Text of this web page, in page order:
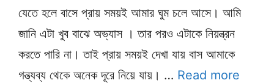
যেতে হলে বাসে প্রায় সময়ই আমার ঘুম চলে আসে। আমি
জানি এটা খুব বাঝে অভ্যাস । তার পরও এটাকে নিয়ন্ত্রন
করতে পারি না। তাই প্রায় সময়ই দেখা যায় বাস আমাকে
গন্ত্যব্য থেকে অনেক দূরে নিয়ে যায়। … Read more